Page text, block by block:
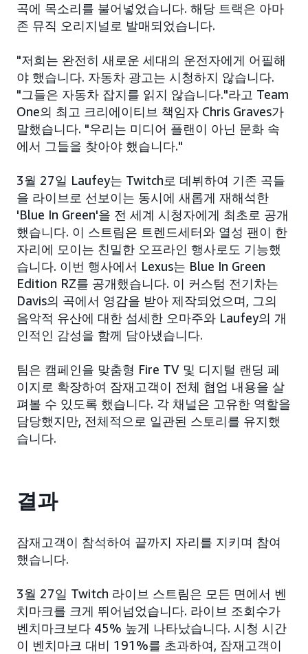
곡에 목소리를 불어넣었습니다. 해당 트랙은 아마
존 뮤직 오리지널로 발매되었습니다.
"저희는 완전히 새로운 세대의 운전자에게 어필해
야 했습니다. 자동차 광고는 시청하지 않습니다.
"그들은 자동차 잡지를 읽지 않습니다."라고 Team
One의 최고 크리에이티브 책임자 Chris Graves가
말했습니다. "우리는 미디어 플랜이 아닌 문화 속
에서 그들을 찾아야 했습니다."
3월 27일 Laufey는 Twitch로 데뷔하여 기존 곡들
을 라이브로 선보이는 동시에 새롭게 재해석한
'Blue In Green'을 전 세계 시청자에게 최초로 공개
했습니다. 이 스트림은 트렌드세터와 열성 팬이 한
자리에 모이는 친밀한 오프라인 행사로도 기능했
습니다. 이번 행사에서 Lexus는 Blue In Green
Edition RZ를 공개했습니다. 이 커스텀 전기차는
Davis의 곡에서 영감을 받아 제작되었으며, 그의
음악적 유산에 대한 섬세한 오마주와 Laufey의 개
인적인 감성을 함께 담아냈습니다.
팀은 캠페인을 맞춤형 Fire TV 및 디지털 랜딩 페
이지로 확장하여 잠재고객이 전체 협업 내용을 살
펴볼 수 있도록 했습니다. 각 채널은 고유한 역할을
담당했지만, 전체적으로 일관된 스토리를 유지했
습니다.
결과
잠재고객이 참석하여 끝까지 자리를 지키며 참여
했습니다.
3월 27일 Twitch 라이브 스트림은 모든 면에서 벤
치마크를 크게 뛰어넘었습니다. 라이브 조회수가
벤치마크보다 45% 높게 나타났습니다. 시청 시간
이 벤치마크 대비 191%를 초과하여, 잠재고객이